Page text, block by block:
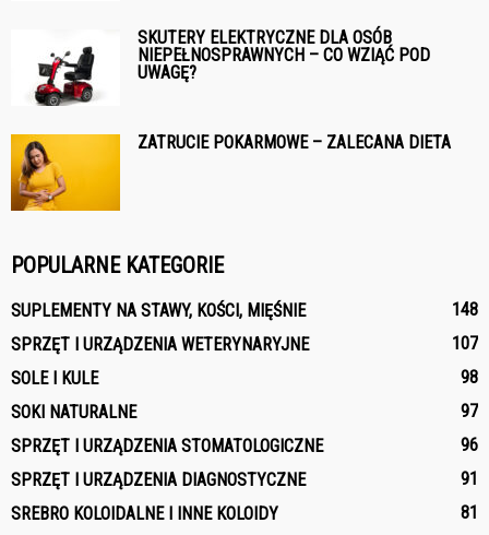
SKUTERY ELEKTRYCZNE DLA OSÓB
NIEPEŁNOSPRAWNYCH – CO WZIĄĆ POD
UWAGĘ?
ZATRUCIE POKARMOWE – ZALECANA DIETA
POPULARNE KATEGORIE
SUPLEMENTY NA STAWY, KOŚCI, MIĘŚNIE
148
SPRZĘT I URZĄDZENIA WETERYNARYJNE
107
SOLE I KULE
98
SOKI NATURALNE
97
SPRZĘT I URZĄDZENIA STOMATOLOGICZNE
96
SPRZĘT I URZĄDZENIA DIAGNOSTYCZNE
91
SREBRO KOLOIDALNE I INNE KOLOIDY
81